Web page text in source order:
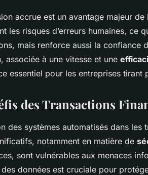
accrue est un avantage majeur
les risques d’erreurs humaines, ce
mais renforce aussi la confiance
associée à une vitesse et une
essentiel pour les entreprises
des Transactions
des systèmes automatisés dans
notamment en matière de
sont vulnérables aux menaces
des données est cruciale pour